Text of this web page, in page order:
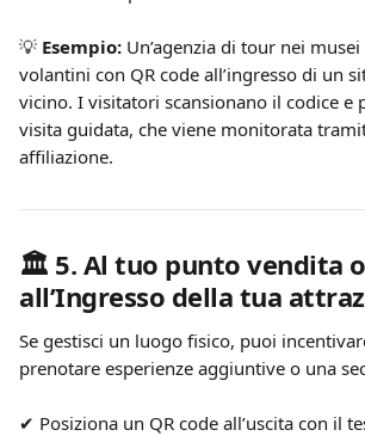
💡 Esempio: Un’agenzia di tour nei
volantini con QR code all’ingresso di un
vicino. I visitatori scansionano il codice e
visita guidata, che viene monitorata
affiliazione.
🏛️ 5. Al tuo punto vendita o
all’Ingresso della tua
Se gestisci un luogo fisico, puoi
prenotare esperienze aggiuntive o una
✔ Posiziona un QR code all’uscita con il